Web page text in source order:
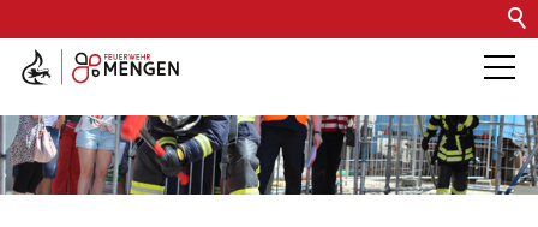
Kontakt Impressum
Barrierefreiheit
Die Feuerwehr